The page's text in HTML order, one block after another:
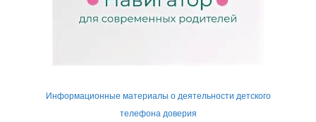
Информационные материалы о деятельности детского
телефона доверия